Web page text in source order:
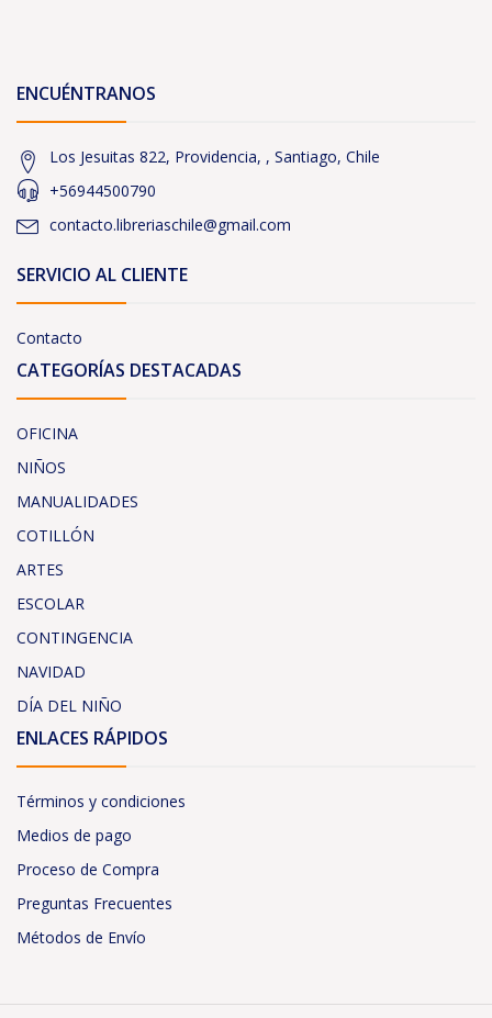
ENCUÉNTRANOS
Los Jesuitas 822, Providencia, , Santiago, Chile
+56944500790
contacto.libreriaschile@gmail.com
SERVICIO AL CLIENTE
Contacto
CATEGORÍAS DESTACADAS
OFICINA
NIÑOS
MANUALIDADES
COTILLÓN
ARTES
ESCOLAR
CONTINGENCIA
NAVIDAD
DÍA DEL NIÑO
ENLACES RÁPIDOS
Términos y condiciones
Medios de pago
Proceso de Compra
Preguntas Frecuentes
Métodos de Envío